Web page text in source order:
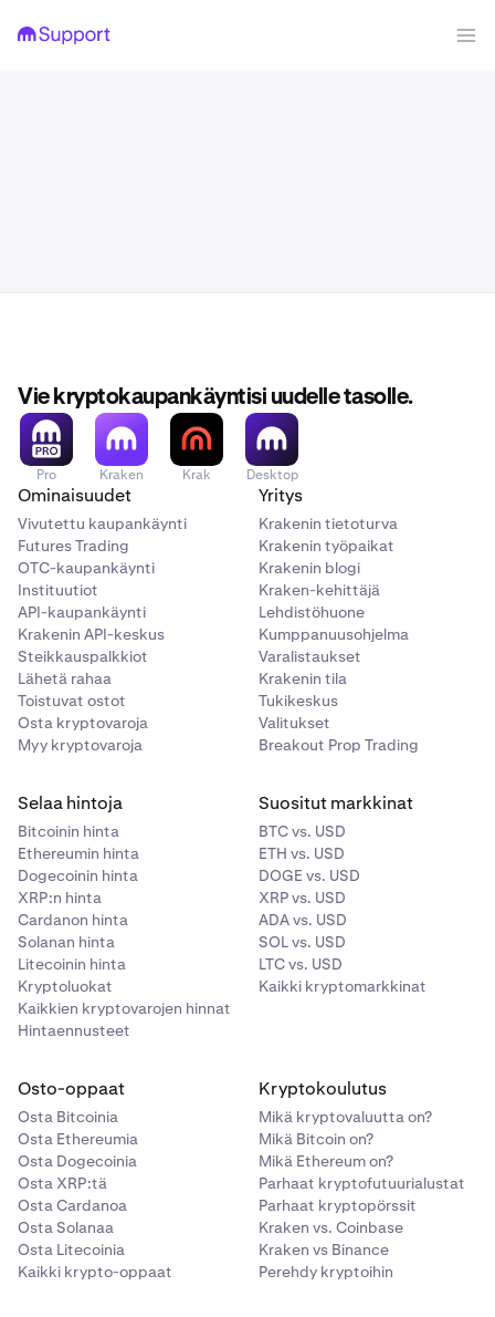
Vie kryptokaupankäyntisi uudelle tasolle.
Pro Kraken Krak Desktop
Ominaisuudet
Vivutettu kaupankäynti
Futures Trading
OTC-kaupankäynti
Instituutiot
API-kaupankäynti
Krakenin API-keskus
Steikkauspalkkiot
Lähetä rahaa
Toistuvat ostot
Osta kryptovaroja
Myy kryptovaroja
Yritys
Krakenin tietoturva
Krakenin työpaikat
Krakenin blogi
Kraken-kehittäjä
Lehdistöhuone
Kumppanuusohjelma
Varalistaukset
Krakenin tila
Tukikeskus
Valitukset
Breakout Prop Trading
Selaa hintoja
Bitcoinin hinta
Ethereumin hinta
Dogecoinin hinta
XRP:n hinta
Cardanon hinta
Solanan hinta
Litecoinin hinta
Kryptoluokat
Kaikkien kryptovarojen hinnat
Hintaennusteet
Suositut markkinat
BTC vs. USD
ETH vs. USD
DOGE vs. USD
XRP vs. USD
ADA vs. USD
SOL vs. USD
LTC vs. USD
Kaikki kryptomarkkinat
Osto-oppaat
Osta Bitcoinia
Osta Ethereumia
Osta Dogecoinia
Osta XRP:tä
Osta Cardanoa
Osta Solanaa
Osta Litecoinia
Kaikki krypto-oppaat
Kryptokoulutus
Mikä kryptovaluutta on?
Mikä Bitcoin on?
Mikä Ethereum on?
Parhaat kryptofutuurialustat
Parhaat kryptopörssit
Kraken vs. Coinbase
Kraken vs Binance
Perehdy kryptoihin